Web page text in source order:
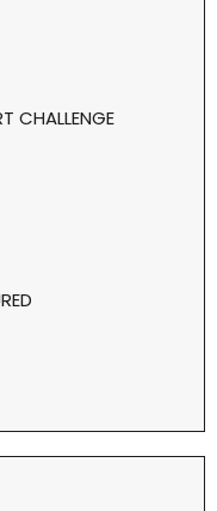
CHALLENGE